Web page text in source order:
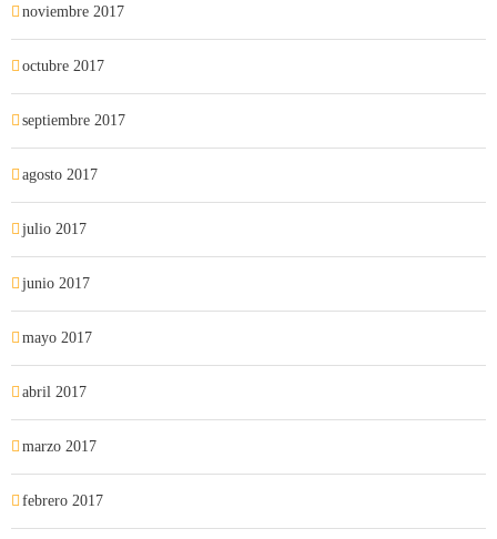
noviembre 2017
octubre 2017
septiembre 2017
agosto 2017
julio 2017
junio 2017
mayo 2017
abril 2017
marzo 2017
febrero 2017